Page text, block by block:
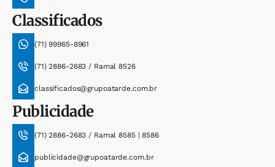
Classificados
(71) 99965-8961
(71) 2886-2683 / Ramal 8526
classificados@grupoatarde.com.br
Publicidade
(71) 2886-2683 / Ramal 8585 | 8586
publicidade@grupoatarde.com.br